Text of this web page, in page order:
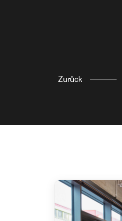
Zurück